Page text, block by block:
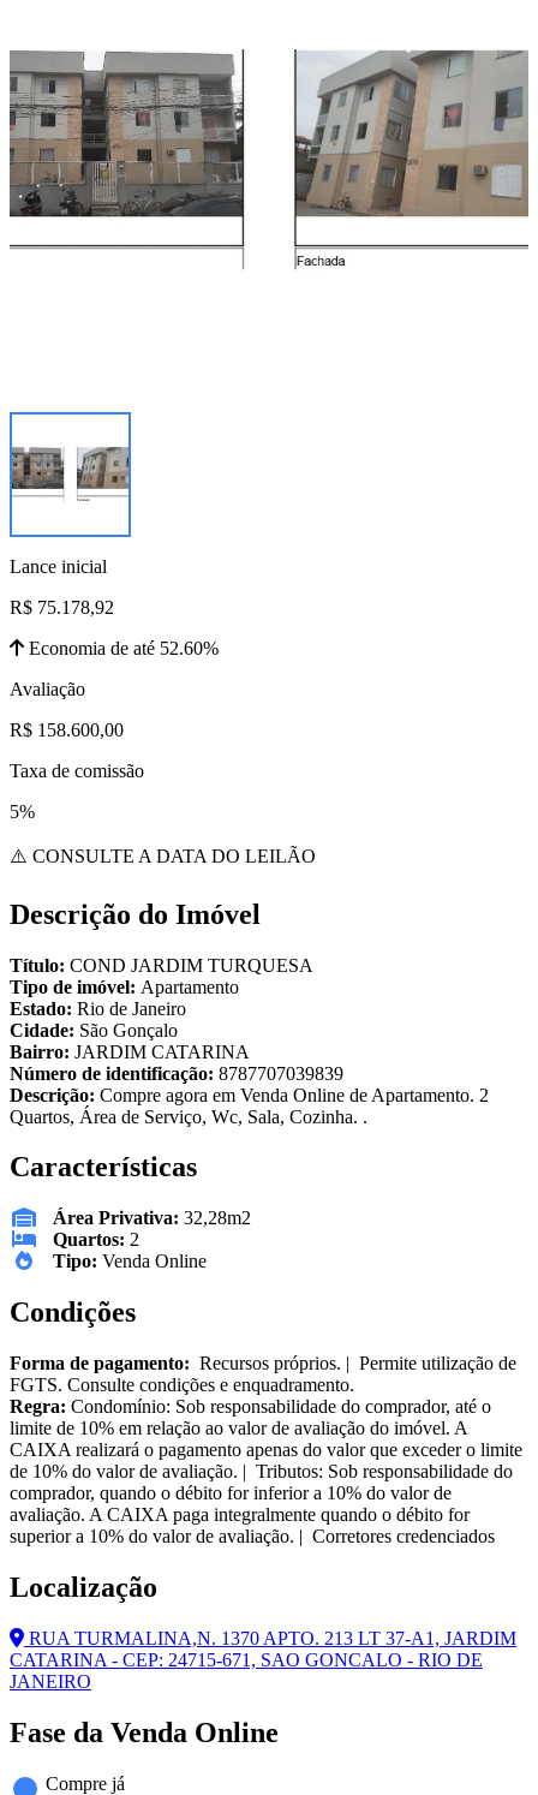
Lance inicial
R$ 75.178,92
Economia de até 52.60%
Avaliação
R$ 158.600,00
Taxa de comissão
5%
⚠️ CONSULTE A DATA DO LEILÃO
Descrição do Imóvel
Título: COND JARDIM TURQUESA
Tipo de imóvel: Apartamento
Estado: Rio de Janeiro
Cidade: São Gonçalo
Bairro: JARDIM CATARINA
Número de identificação: 8787707039839
Descrição: Compre agora em Venda Online de Apartamento. 2
Quartos, Área de Serviço, Wc, Sala, Cozinha. .
Características
Área Privativa: 32,28m2
Quartos: 2
Tipo: Venda Online
Condições
Forma de pagamento: Recursos próprios. | Permite utilização de
FGTS. Consulte condições e enquadramento.
Regra: Condomínio: Sob responsabilidade do comprador, até o
limite de 10% em relação ao valor de avaliação do imóvel. A
CAIXA realizará o pagamento apenas do valor que exceder o limite
de 10% do valor de avaliação. | Tributos: Sob responsabilidade do
comprador, quando o débito for inferior a 10% do valor de
avaliação. A CAIXA paga integralmente quando o débito for
superior a 10% do valor de avaliação. | Corretores credenciados
Localização
RUA TURMALINA,N. 1370 APTO. 213 LT 37-A1, JARDIM
CATARINA - CEP: 24715-671, SAO GONCALO - RIO DE
JANEIRO
Fase da Venda Online
Compre já